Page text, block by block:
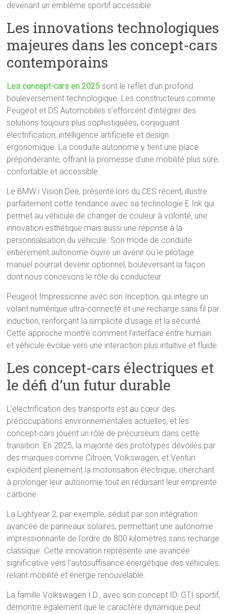
devenant un emblème sportif accessible.
Les innovations technologiques
majeures dans les concept-cars
contemporains
Les concept-cars en 2025 sont le reflet d’un profond
bouleversement technologique. Les constructeurs comme
Peugeot et DS Automobiles s’efforcent d’intégrer des
solutions toujours plus sophistiquées, conjuguant
électrification, intelligence artificielle et design
ergonomique. La conduite autonome y tient une place
prépondérante, offrant la promesse d’une mobilité plus sûre,
confortable et accessible.
Le BMW i Vision Dee, présenté lors du CES récent, illustre
parfaitement cette tendance avec sa technologie E Ink qui
permet au véhicule de changer de couleur à volonté, une
innovation esthétique mais aussi une réponse à la
personnalisation du véhicule. Son mode de conduite
entièrement autonome ouvre un avenir où le pilotage
manuel pourrait devenir optionnel, bouleversant la façon
dont nous concevons le rôle du conducteur.
Peugeot Impressionne avec son Inception, qui intègre un
volant numérique ultra-connecté et une recharge sans fil par
induction, renforçant la simplicité d’usage et la sécurité.
Cette approche montre comment l’interface entre humain
et véhicule évolue vers une interaction plus intuitive et fluide.
Les concept-cars électriques et
le défi d’un futur durable
L’électrification des transports est au cœur des
préoccupations environnementales actuelles, et les
concept-cars jouent un rôle de précurseurs dans cette
transition. En 2025, la majorité des prototypes dévoilés par
des marques comme Citroën, Volkswagen, et Venturi
exploitent pleinement la motorisation électrique, cherchant
à prolonger leur autonomie tout en réduisant leur empreinte
carbone.
La Lightyear 2, par exemple, séduit par son intégration
avancée de panneaux solaires, permettant une autonomie
impressionnante de l’ordre de 800 kilomètres sans recharge
classique. Cette innovation représente une avancée
significative vers l’autosuffisance énergétique des véhicules,
reliant mobilité et énergie renouvelable.
La famille Volkswagen I.D., avec son concept ID. GTI sportif,
démontre également que le caractère dynamique peut